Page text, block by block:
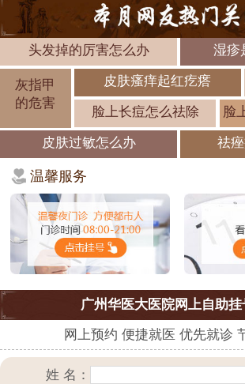
头发掉的厉害怎么办 湿疹
灰指甲
的危害
皮肤瘙痒起红疙瘩
脸上长痘怎么祛除 脸
皮肤过敏怎么办 祛
温馨服务
广州华医大医院网上自助挂
网上预约 便捷就医 优先就诊
姓 名：